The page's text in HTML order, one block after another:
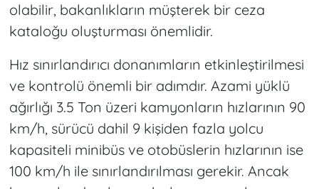
olabilir, bakanlıkların müşterek bir ceza
kataloğu oluşturması önemlidir.
Hız sınırlandırıcı donanımların etkinleştirilmesi
ve kontrolü önemli bir adımdır. Azami yüklü
ağırlığı 3.5 Ton üzeri kamyonların hızlarının 90
km/h, sürücü dahil 9 kişiden fazla yolcu
kapasiteli minibüs ve otobüslerin hızlarının ise
100 km/h ile sınırlandırılması gerekir. Ancak